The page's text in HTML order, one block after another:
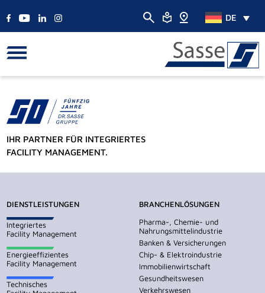
DE
IHR PARTNER FÜR INTEGRIERTES
FACILITY MANAGEMENT.
DIENSTLEISTUNGEN
Integriertes
Facility Management
Energieeffizientes
Facility Management
Technisches
BRANCHENLÖSUNGEN
Pharma-, Chemie- und
Nahrungsmittelindustrie
Banken & Versicherungen
Chip- & Elektroindustrie
Immobilienwirtschaft
Gesundheitswesen
Verkehrswesen